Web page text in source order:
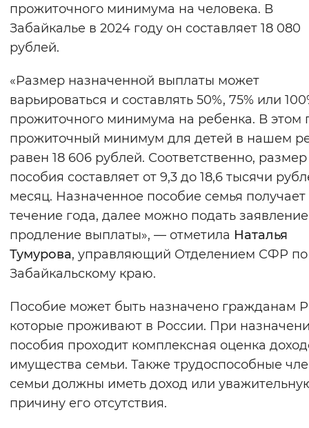
Изображения
Звуковой ассистент
Воспроизвести Остановить
Вернуть стандартные настройки
прожиточного минимума на человека. В
Забайкалье в 2024 году он составляет 18 080
рублей.
«Размер назначенной выплаты может
варьироваться и составлять 50%, 75% или
прожиточного минимума на ребенка. В этом
прожиточный минимум для детей в нашем
равен 18 606 рублей. Соответственно, размер
пособия составляет от 9,3 до 18,6 тысячи
месяц. Назначенное пособие семья получает
течение года, далее можно подать
продление выплаты», — отметила Наталья
Тумурова, управляющий Отделением СФР по
Забайкальскому краю.
Пособие может быть назначено гражданам
которые проживают в России. При
пособия проходит комплексная оценка
имущества семьи. Также трудоспособные
семьи должны иметь доход или
причину его отсутствия.